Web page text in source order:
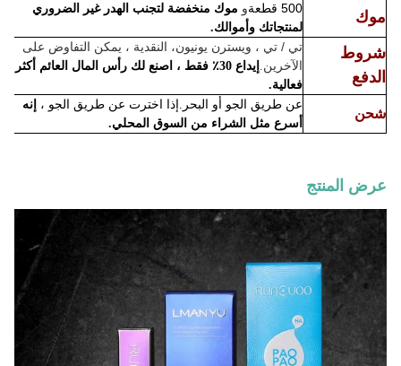
موك 500 قطعة و موك منخفضة لتجنب الهدر غير الضروري
لمنتجاتك وأموالك.
شروط
الدفع
تي / تي ، ويسترن يونيون، النقدية ، يمكن التفاوض على
الآخرين. إيداع 30٪ فقط ، اصنع لك رأس المال العائم أكثر
فعالية.
شحن
عن طريق الجو أو البحر.إذا اخترت عن طريق الجو ، إنه
أسرع مثل الشراء من السوق المحلي.
عرض المنتج